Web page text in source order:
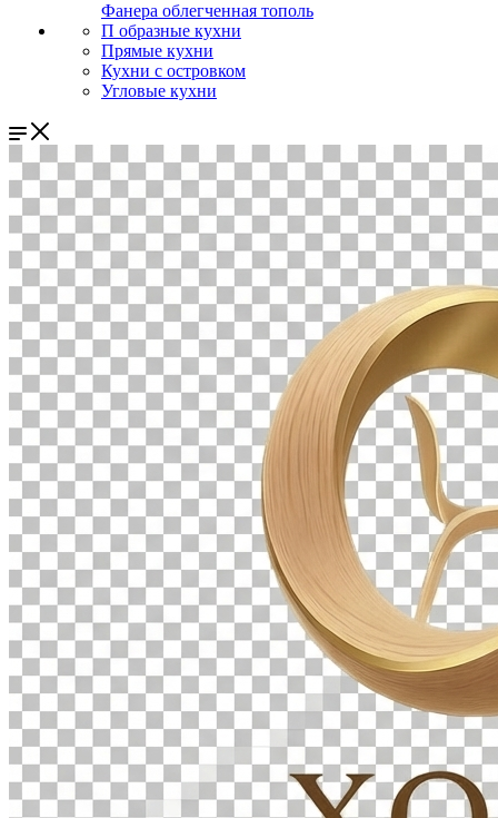
Фанера облегченная тополь
П образные кухни
Прямые кухни
Кухни с островком
Угловые кухни